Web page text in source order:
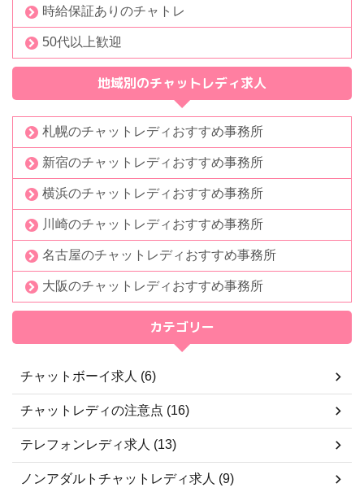
時給保証ありのチャトレ
50代以上歓迎
地域別のチャットレディ求人
札幌のチャットレディおすすめ事務所
新宿のチャットレディおすすめ事務所
横浜のチャットレディおすすめ事務所
川崎のチャットレディおすすめ事務所
名古屋のチャットレディおすすめ事務所
大阪のチャットレディおすすめ事務所
カテゴリー
チャットボーイ求人 (6)
チャットレディの注意点 (16)
テレフォンレディ求人 (13)
ノンアダルトチャットレディ求人 (9)